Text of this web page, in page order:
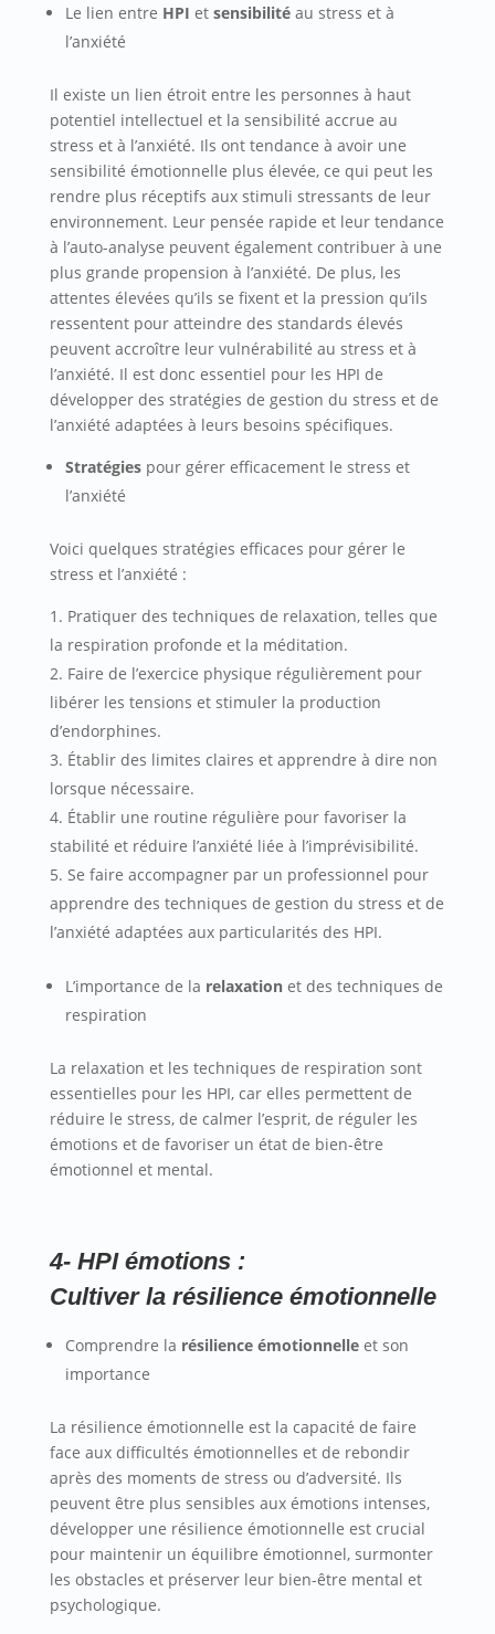
Le lien entre HPI et sensibilitéau stress et à
l’anxiété
Il existe un lien étroit entre les personnes à haut
potentiel intellectuel et la sensibilité accrue au
stress et à l’anxiété. Ils ont tendance à avoir une
sensibilité émotionnelle plus élevée, ce qui peut les
rendre plus réceptifs aux stimuli stressants de leur
environnement. Leur pensée rapide et leur tendance
à l’auto-analyse peuvent également contribuer à une
plus grande propension à l’anxiété. De plus, les
attentes élevées qu’ils se fixent et la pression qu’ils
ressentent pour atteindre des standards élevés
peuvent accroître leur vulnérabilité au stress et à
l’anxiété. Il est donc essentiel pour les HPI de
développer des stratégies de gestion du stress et de
l’anxiété adaptées à leurs besoins spécifiques.
Stratégiespour gérer efficacement le stress et
l’anxiété
Voici quelques stratégies efficaces pour gérer le
stress et l’anxiété :
Pratiquer des techniques de relaxation, telles que
la respiration profonde et la méditation.
Faire de l’exercice physique régulièrement pour
libérer les tensions et stimuler la production
d’endorphines.
Établir des limites claires et apprendre à dire non
lorsque nécessaire.
Établir une routine régulière pour favoriser la
stabilité et réduire l’anxiété liée à l’imprévisibilité.
Se faire accompagner par un professionnel pour
apprendre des techniques de gestion du stress et de
l’anxiété adaptées aux particularités des HPI.
L’importance de la relaxationet des techniques de
respiration
La relaxation et les techniques de respiration sont
essentielles pour les HPI, car elles permettent de
réduire le stress, de calmer l’esprit, de réguler les
émotions et de favoriser un état de bien-être
émotionnel et mental.
4- HPI émotions :
Cultiver la résilience émotionnelle
Comprendre la résilience émotionnelleet son
importance
La résilience émotionnelle est la capacité de faire
face aux difficultés émotionnelles et de rebondir
après des moments de stress ou d’adversité. Ils
peuvent être plus sensibles aux émotions intenses,
développer une résilience émotionnelle est crucial
pour maintenir un équilibre émotionnel, surmonter
les obstacles et préserver leur bien-être mental et
psychologique.